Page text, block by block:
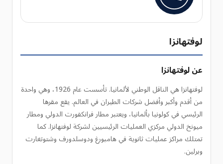
لوفتهانزا
عن لوفتهانزا
لوفتهانزا هي الناقل الوطني لألمانيا. تأسست عام 1926، وهي واحدة
من أقدم وأكبر وأفضل شركات الطيران في العالم. يقع مقرها
الرئيسي في كولونيا بألمانيا، ويعتبر مطار فرانكفورت الدولي ومطار
ميونخ الدولي مركزي العمليات الرئيسيين لشركة لوفتهانزا. كما
تمتلك مراكز عمليات ثانوية في هامبورغ ودوسلدورف وشتوتغارت
وبرلين.